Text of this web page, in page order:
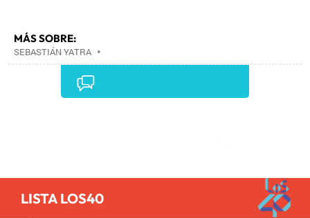
MÁS SOBRE:
SEBASTIÁN YATRA •
LISTA LOS40